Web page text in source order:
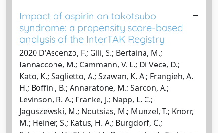
Impact of aspirin on takotsubo
syndrome: a propensity score-based
analysis of the InterTAK Registry
2020 D'Ascenzo, F.; Gili, S.; Bertaina, M.;
Iannaccone, M.; Cammann, V. L.; Di Vece, D.;
Kato, K.; Saglietto, A.; Szawan, K. A.; Frangieh, A.
H.; Boffini, B.; Annaratone, M.; Sarcon, A.;
Levinson, R. A.; Franke, J.; Napp, L. C.;
Jaguszewski, M.; Noutsias, M.; Munzel, T.; Knorr,
M.; Heiner, S.; Katus, H. A.; Burgdorf, C.;